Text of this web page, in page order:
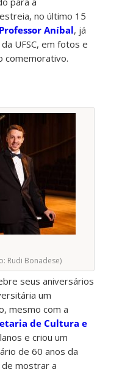
no último 15
Professor Aníbal, já
UFSC, em fotos e
comemorativo.
Rudi Bonadese)
seus aniversários
um
mesmo com a
de Cultura e
e criou um
de 60 anos da
de mostrar a